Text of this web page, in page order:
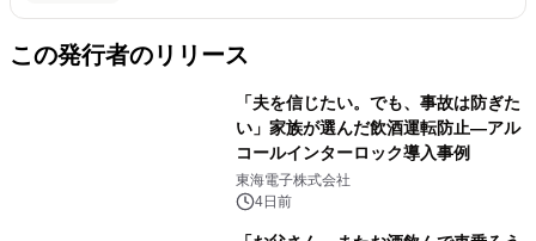
この発行者のリリース
「夫を信じたい。でも、事故は防ぎた
い」家族が選んだ飲酒運転防止―アル
コールインターロック導入事例
東海電子株式会社
4日前